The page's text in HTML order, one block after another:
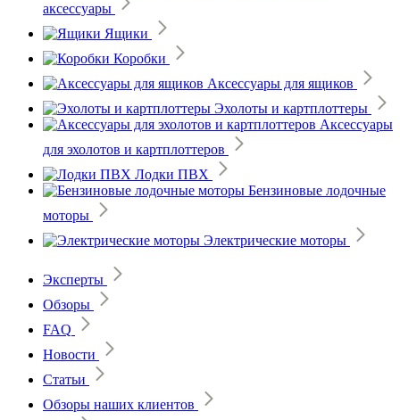
аксессуары
Ящики
Коробки
Аксессуары для ящиков
Эхолоты и картплоттеры
Аксессуары
для эхолотов и картплоттеров
Лодки ПВХ
Бензиновые лодочные
моторы
Электрические моторы
Эксперты
Обзоры
FAQ
Новости
Статьи
Обзоры наших клиентов